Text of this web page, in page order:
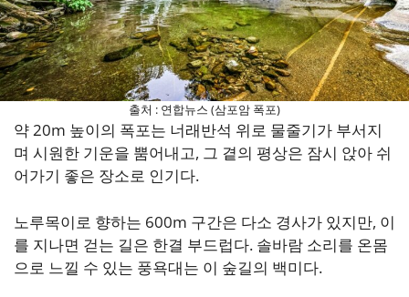
출처 : 연합뉴스 (삼포암 폭포)
약 20m 높이의 폭포는 너래반석 위로 물줄기가 부서지
며 시원한 기운을 뿜어내고, 그 곁의 평상은 잠시 앉아 쉬
어가기 좋은 장소로 인기다.
노루목이로 향하는 600m 구간은 다소 경사가 있지만, 이
를 지나면 걷는 길은 한결 부드럽다. 솔바람 소리를 온몸
으로 느낄 수 있는 풍욕대는 이 숲길의 백미다.